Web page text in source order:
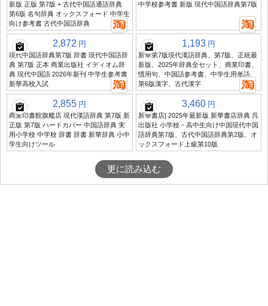
新版 正版 第7版 + 古代中国語通語辞典
第6版 名句辞典 オックスフォード 中学生
向け参考書 古代中国語辞典
中学校参考書 新版 現代中国語辞典第7版
2,872 円
現代中国語辞典第7版 辞書 現代中国語辞
典 第7版 正本 商業出版社 イディオム辞
典 現代中国語 2026年新刊 中学生参考書
新華高校入試
1,193 円
新華第7版現代漢語辞典、第7版、正統最
新版、2025年辞典全セット、商業印書、
慣用句、中国語参考書、中学生用単語、
第6版漢字、古代漢字
2,855 円
商業印書館旗艦店 現代漢語辞典 第7版 新
正版 第7版 ハードカバー 中国語辞典 実
用小学校 中学校 辞書 辞書 新華辞典 小中
学生向けツール
3,460 円
新華書店] 2025年最新版 新華書店辞典 呉
出版社 小学校・高中生向け中国現代中国
語辞典第7版、古代中国語辞典第2版、オ
ックスフォード上級第10版
更に読み込む